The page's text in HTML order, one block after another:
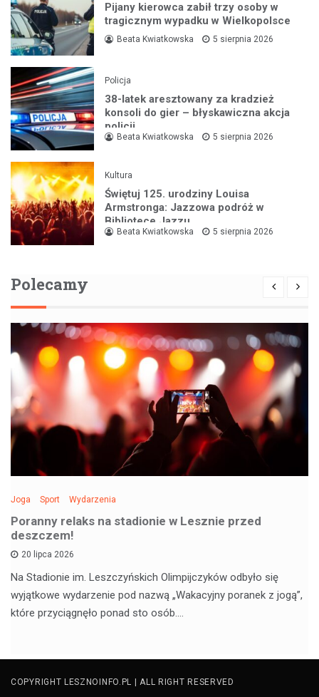
Pijany kierowca zabił trzy osoby w
tragicznym wypadku w Wielkopolsce
Beata Kwiatkowska 5 sierpnia 2026
Policja
38-latek aresztowany za kradzież
konsoli do gier – błyskawiczna akcja
policji
Beata Kwiatkowska 5 sierpnia 2026
Kultura
Świętuj 125. urodziny Louisa
Armstronga: Jazzowa podróż w
Bibliotece Jazzu
Beata Kwiatkowska 5 sierpnia 2026
Polecamy
Joga Sport Wydarzenia
Poranny relaks na stadionie w Lesznie przed
deszczem!
20 lipca 2026
Na Stadionie im. Leszczyńskich Olimpijczyków odbyło się
wyjątkowe wydarzenie pod nazwą „Wakacyjny poranek z jogą”,
które przyciągnęło ponad sto osób.…
COPYRIGHT LESZNOINFO.PL | ALL RIGHT RESERVED